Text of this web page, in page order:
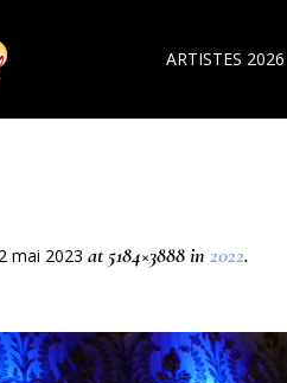
ARTISTES 2026
2 mai 2023 at 5184×3888 in 2022.